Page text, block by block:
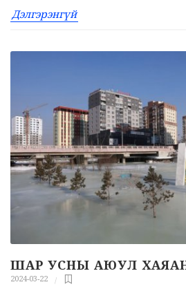
Дэлгэрэнгүй
ШАР УСНЫ АЮУЛ
2024-03-22